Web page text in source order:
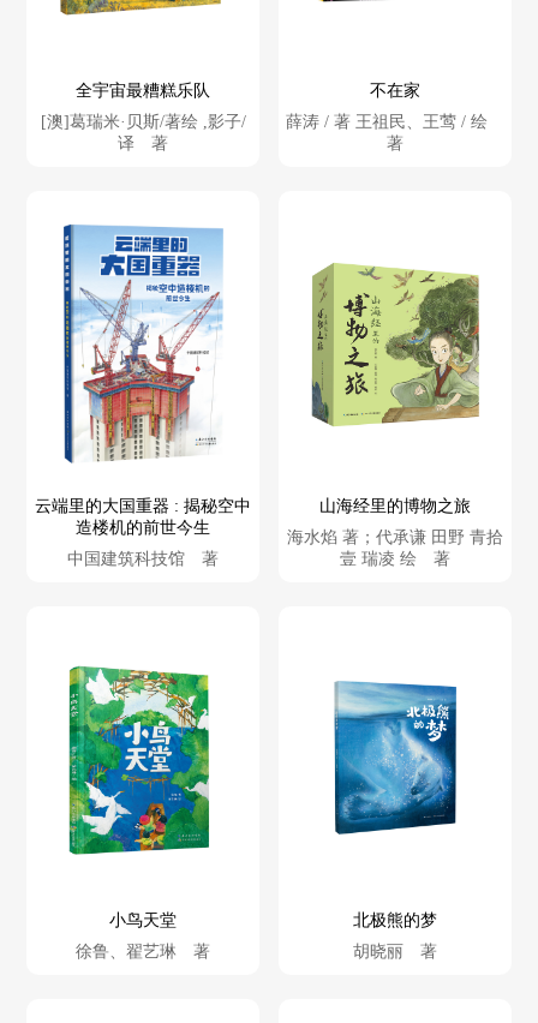
全宇宙最糟糕乐队
[澳]葛瑞米·贝斯/著绘 ,影子/
译 著
不在家
薛涛 / 著 王祖民、王莺 / 绘
著
云端里的大国重器 : 揭秘空中
造楼机的前世今生
中国建筑科技馆 著
山海经里的博物之旅
海水焰 著；代承谦 田野 青拾
壹 瑞凌 绘 著
小鸟天堂
徐鲁、翟艺琳 著
北极熊的梦
胡晓丽 著